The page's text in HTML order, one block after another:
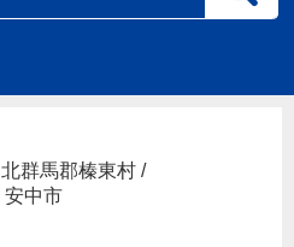
北群馬郡榛東村 /
安中市